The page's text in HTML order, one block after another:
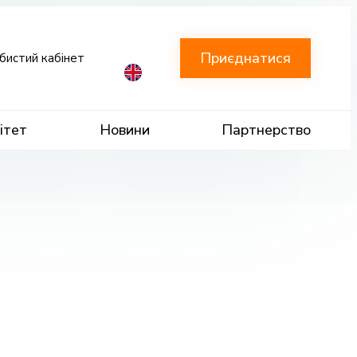
Новини Партнерство
кабінет Приєднатися